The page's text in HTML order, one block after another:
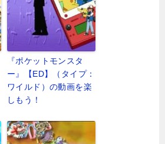
『ポケットモンスタ
ー』【ED】（タイプ：
ワイルド）の動画を楽
しもう！